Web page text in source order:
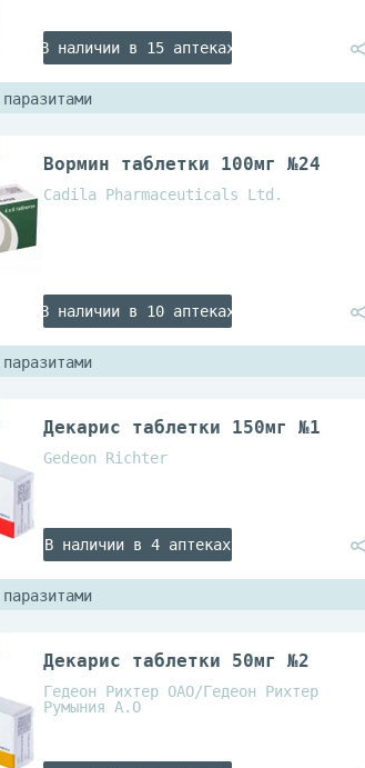
В наличии в 15 аптеках
Вормин таблетки 100мг №24
Cadila Pharmaceuticals Ltd.
В наличии в 10 аптеках
Декарис таблетки 150мг №1
Gedeon Richter
В наличии в 4 аптеках
Декарис таблетки 50мг №2
Гедеон Рихтер ОАО/Гедеон Рихтер
Румыния А.О